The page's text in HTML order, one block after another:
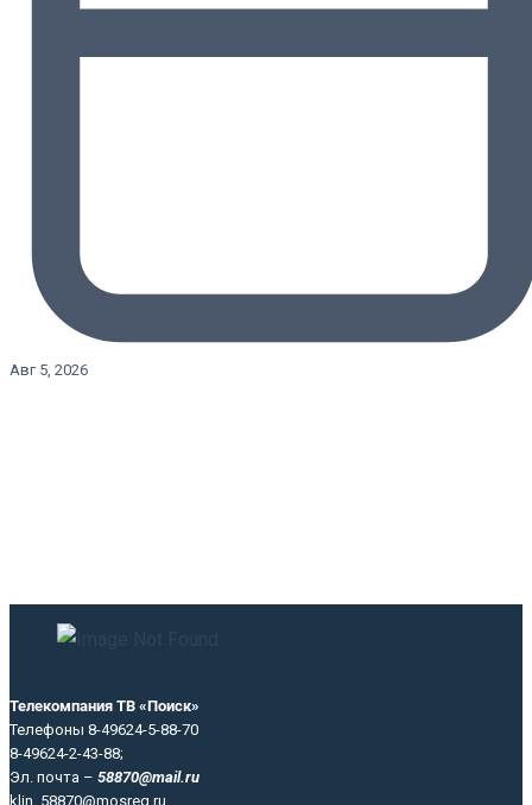
Авг 5, 2026
Телекомпания ТВ «Поиск»
Телефоны 8-49624-5-88-70
8-49624-2-43-88;
Эл. почта – 58870@mail.ru
klin_58870@mosreg.ru